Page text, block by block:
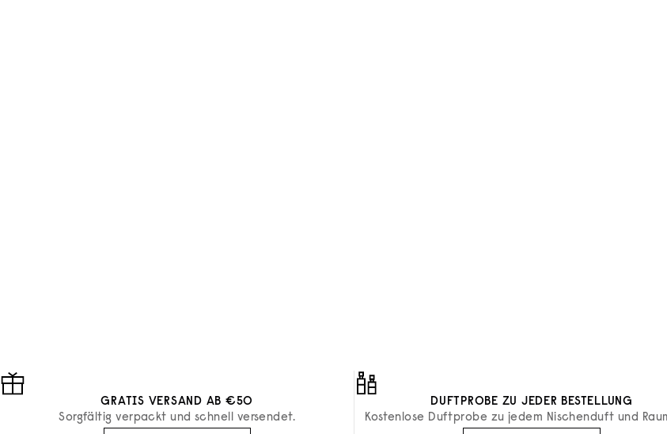
GRATIS VERSAND AB €50
Sorgfältig verpackt und schnell versendet.
DUFTPROBE ZU JEDER BESTELLUNG
Kostenlose Duftprobe zu jedem Nischenduft und